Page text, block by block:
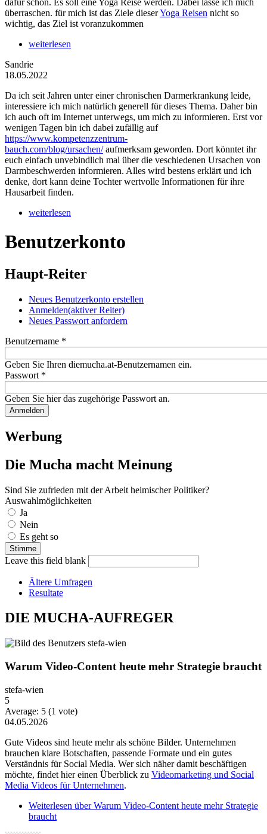
dafür schon. Es soll eine Yoga Reise werden. Dabei lasse ich mich
überraschen. für mich ist das Ziele dieserYoga Reisen nicht so
wichtig, das Ziel ist voranzukommen
weiterlesen
Sandrie
18.05.2022
Da ich seit Jahren unter einer chronischen Darmerkrankung leide,
interessiere ich mich natürlich generell für dieses Thema. Daher bin
ich auch oft im Internet unterwegs, um mich zu informieren. Erst vor
wenigen Tagen bin ich dabei zufällig auf
https://www.kompetenzzentrum-
bauch.com/blog/ursachen/aufmerksam geworden. Dort könntet ihr
euch einfach unvebindlich mal über die veschiedenen Ursachen von
Darmbeschwerden informieren. Alles wird bestens erklärt und ich
denke, dort kann deine Tochter wertvolle Informationen für ihre
Hausarbeit finden.
weiterlesen
Benutzerkonto
Haupt-Reiter
Neues Benutzerkonto erstellen
Anmelden(aktiver Reiter)
Neues Passwort anfordern
Benutzername *
Geben Sie Ihren diemucha.at-Benutzernamen ein.
Passwort *
Geben Sie hier das zugehörige Passwort an.
Werbung
Die Mucha macht Meinung
Sind Sie zufrieden mit der Arbeit heimischer Politiker?
Auswahlmöglichkeiten
Ja
Nein
Es geht so
Leave this field blank
Ältere Umfragen
Resultate
DIE MUCHA-AUFREGER
Warum Video-Content heute mehr Strategie braucht
stefa-wien
5
Average: 5 (1 vote)
04.05.2026
Gute Videos sind heute mehr als schöne Bilder. Unternehmen
brauchen klare Botschaften, passende Formate und ein gutes
Verständnis für Social Media. Wer sich näher damit beschäftigen
möchte, findet hier einen Überblick zu Videomarketing und Social
Media Videos für Unternehmen.
Weiterlesen über Warum Video-Content heute mehr Strategie
braucht